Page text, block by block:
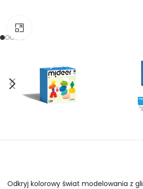
Odkryj kolorowy świat modelowania z